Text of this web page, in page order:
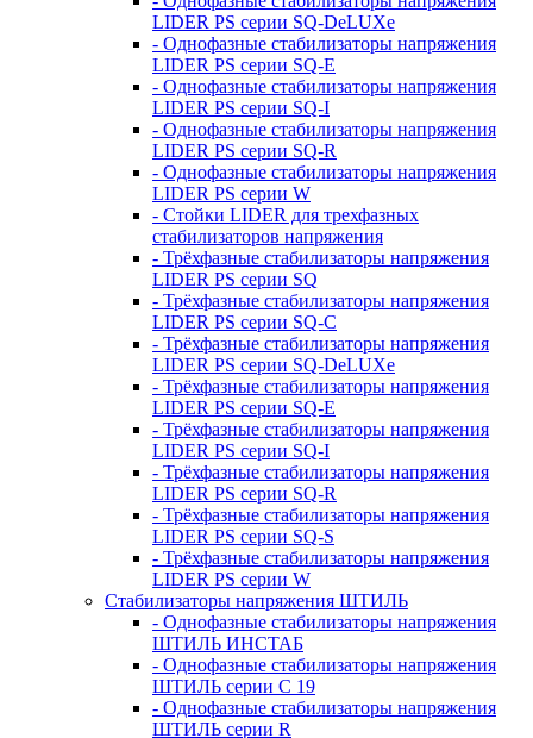
LIDER PS серии SQ-DeLUXe
- Однофазные стабилизаторы напряжения
LIDER PS серии SQ-E
- Однофазные стабилизаторы напряжения
LIDER PS серии SQ-I
- Однофазные стабилизаторы напряжения
LIDER PS серии SQ-R
- Однофазные стабилизаторы напряжения
LIDER PS серии W
- Стойки LIDER для трехфазных
стабилизаторов напряжения
- Трёхфазные стабилизаторы напряжения
LIDER PS серии SQ
- Трёхфазные стабилизаторы напряжения
LIDER PS серии SQ-C
- Трёхфазные стабилизаторы напряжения
LIDER PS серии SQ-DeLUXe
- Трёхфазные стабилизаторы напряжения
LIDER PS серии SQ-E
- Трёхфазные стабилизаторы напряжения
LIDER PS серии SQ-I
- Трёхфазные стабилизаторы напряжения
LIDER PS серии SQ-R
- Трёхфазные стабилизаторы напряжения
LIDER PS серии SQ-S
- Трёхфазные стабилизаторы напряжения
LIDER PS серии W
Стабилизаторы напряжения ШТИЛЬ
- Однофазные стабилизаторы напряжения
ШТИЛЬ ИНСТАБ
- Однофазные стабилизаторы напряжения
ШТИЛЬ серии C 19
- Однофазные стабилизаторы напряжения
ШТИЛЬ серии R